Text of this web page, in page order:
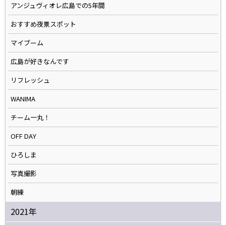
アンジュヴィオレ広島での5年間
おすすめ夜景スポット
マイブーム
広島が好きなんです
リフレッシュ
WANIMA
チーム一丸！
OFF DAY
ひろしま
写真撮影
朝練
2021年